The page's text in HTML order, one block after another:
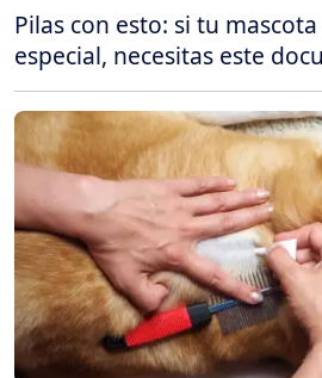
Pilas con esto: si tu
especial, necesitas este